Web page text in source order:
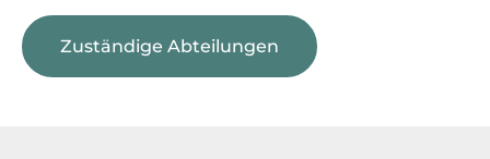
Zuständige Abteilungen